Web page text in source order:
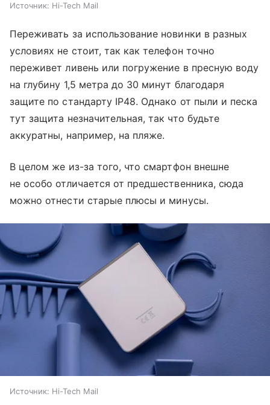
Источник: Hi-Tech Mail
Переживать за использование новинки в разных
условиях не стоит, так как телефон точно
переживет ливень или погружение в пресную воду
на глубину 1,5 метра до 30 минут благодаря
защите по стандарту IP48. Однако от пыли и песка
тут защита незначительная, так что будьте
аккуратны, например, на пляже.
В целом же из-за того, что смартфон внешне
не особо отличается от предшественника, сюда
можно отнести старые плюсы и минусы.
Источник: Hi-Tech Mail